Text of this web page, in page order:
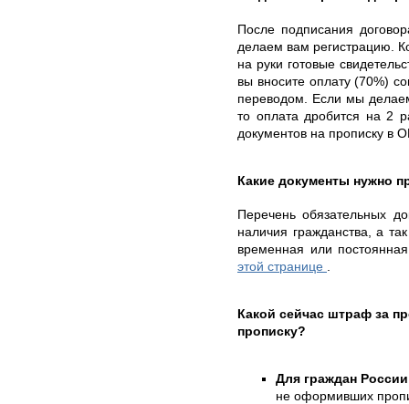
После подписания
делаем вам регистрацию.
на руки готовые
вы вносите оплату (70%)
переводом. Если мы
то оплата дробится на 2
документов на прописку в
Какие документы нужно
Перечень обязательных
наличия гражданства, а
временная или
этой странице .
Какой сейчас штраф за
прописку?
Для граждан России
не оформивших